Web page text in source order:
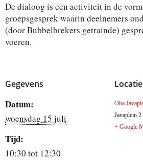
De dialoog is een activiteit in de
groepsgesprek waarin deelnemers
(door Bubbelbrekers getrainde)
voeren.
Gegevens
Datum:
woensdag 15 juli
Tijd:
10:30 tot 12:30
Locatie
Oba
Javaplein 2
+ Google